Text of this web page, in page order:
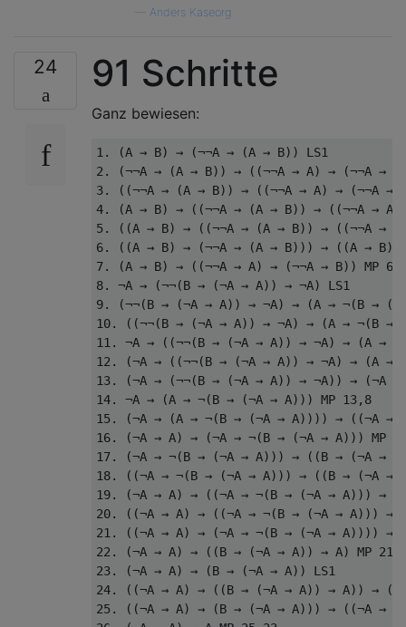
Anders Kaseorg
24 91 Schritte
Ganz bewiesen:
1. (A → B) → (¬¬A → (A → B)) LS1
2. (¬¬A → (A → B)) → ((¬¬A → A) → (¬¬A →
3. ((¬¬A → (A → B)) → ((¬¬A → A) → (¬¬A
4. (A → B) → ((¬¬A → (A → B)) → ((¬¬A → A)
5. ((A → B) → ((¬¬A → (A → B)) → ((¬¬A →
6. ((A → B) → (¬¬A → (A → B))) → ((A → B)
7. (A → B) → ((¬¬A → A) → (¬¬A → B)) MP
8. ¬A → (¬¬(B → (¬A → A)) → ¬A) LS1
9. (¬¬(B → (¬A → A)) → ¬A) → (A → ¬(B →
10. ((¬¬(B → (¬A → A)) → ¬A) → (A → ¬(B →
11. ¬A → ((¬¬(B → (¬A → A)) → ¬A) → (A →
12. (¬A → ((¬¬(B → (¬A → A)) → ¬A) → (A
13. (¬A → (¬¬(B → (¬A → A)) → ¬A)) → (¬A
14. ¬A → (A → ¬(B → (¬A → A))) MP 13,8
15. (¬A → (A → ¬(B → (¬A → A)))) → ((¬A →
16. (¬A → A) → (¬A → ¬(B → (¬A → A))) MP
17. (¬A → ¬(B → (¬A → A))) → ((B → (¬A →
18. ((¬A → ¬(B → (¬A → A))) → ((B → (¬A →
19. (¬A → A) → ((¬A → ¬(B → (¬A → A))) →
20. ((¬A → A) → ((¬A → ¬(B → (¬A → A)))
21. ((¬A → A) → (¬A → ¬(B → (¬A → A)))) →
22. (¬A → A) → ((B → (¬A → A)) → A) MP
23. (¬A → A) → (B → (¬A → A)) LS1
24. ((¬A → A) → ((B → (¬A → A)) → A)) →
25. ((¬A → A) → (B → (¬A → A))) → ((¬A → A)